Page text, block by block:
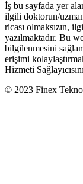
İş bu sayfada yer
ilgili doktorun/
ricası olmaksızın,
yazılmaktadır. Bu
bilgilenmesini
erişimi
Hizmeti
© 2023 Finex